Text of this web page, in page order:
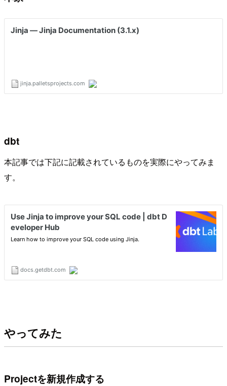
dbt
本記事では下記に記載されているものを実際にやってみま
す。
やってみた
Projectを新規作成する